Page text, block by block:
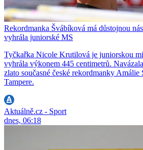
Rekordmanka Švábíková má důstojnou
vyhrála juniorské MS
Tyčkařka Nicole Krutilová je juniorskou
vyhrála výkonem 445 centimetrů.
zlato současné české rekordmanky
Tampere.
Aktuálně.cz - Sport
dnes, 06:18